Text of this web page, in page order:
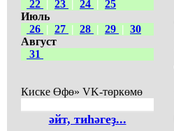
22 | 23 | 24 | 25
Июль
26 | 27 | 28 | 29 | 30
Август
31
Киске Өфө» VK-төркөмө
әйт, тиһәгеҙ...